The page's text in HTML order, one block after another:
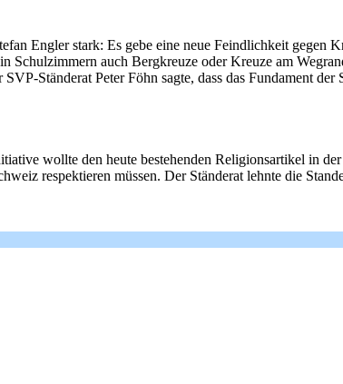
Engler stark: Es gebe eine neue Feindlichkeit gegen
auch Bergkreuze oder Kreuze am
Ständerat Peter Föhn sagte, dass das Fundament
wollte den heute bestehenden Religionsartikel in
respektieren müssen. Der Ständerat lehnte die